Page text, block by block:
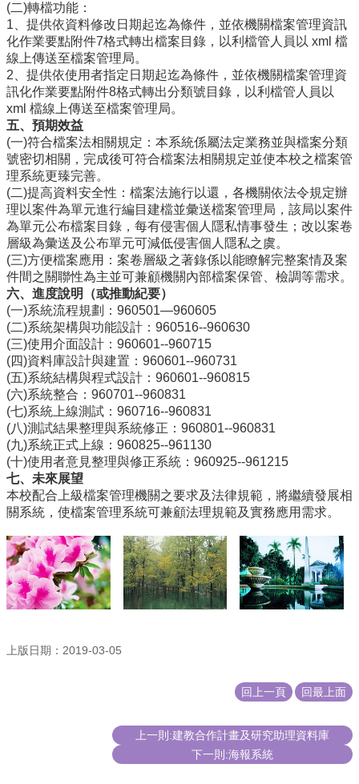
法
規
彙
編
行
政
會
議
校
務
會
議
校
務
發
展
規
劃
委
員
會
綜
合
會
議
紀
錄
尋
其
它
業
相
(二)轉檔功能：
1、提供依資料修改日期起迄為條件，並依機關檔案管理資訊
化作業要點附件7格式轉出檔案目錄，以利檔管人員以 xml 檔
線上傳送至檔案管理局。
2、提供依使用者指定日期起迄為條件，並依機關檔案管理資
訊化作業要點附件8格式轉出分類號目錄，以利檔管人員以
xml 檔線上傳送至檔案管理局。
五、預期效益
(一)符合檔案法相關規定：本系統係屬法定業務並與檔案分類
號密切相關，完成後可符合檔案法相關規定並使本校之檔案管
理系統更臻完善。
(二)提高資料安全性：檔案法施行以還，各機關依法令規定辦
理以案件為單元進行編目建檔並彙送檔案管理局，該局以案件
為單元公布檔案目錄，每有侵害個人隱私情事發生；改以案卷
層級為彙送及公布單元可減低侵害個人隱私之虞。
(三)方便檔案應用：案卷層級之著錄係以能瞭解完整案情及案
件間之關聯性為主並可兼顧機關內部檔案保管、檢調等需求。
六、進度說明（或推動紀要）
(一)系統流程規劃：960501—960605
(二)系統架構與功能設計：960516--960630
(三)使用介面設計：960601--960715
(四)資料庫設計與建置：960601--960731
(五)系統結構與程式設計：960601--960815
(六)系統整合：960701--960831
(七)系統上線測試：960716--960831
(八)測試結果整理與系統修正：960801--960831
(九)系統正式上線：960825--961130
(十)使用者意見整理與修正系統：960925--961215
七、未來展望
本校配合上級檔案管理機關之要求及法律規範，將繼續發展相
關系統，使檔案管理系統可兼顧法理規範及實務應用需求。
上版日期：2019-03-05
回上一頁 回最上面
上一則:建教合作計畫及研究助理資料庫
下一則:海報系統